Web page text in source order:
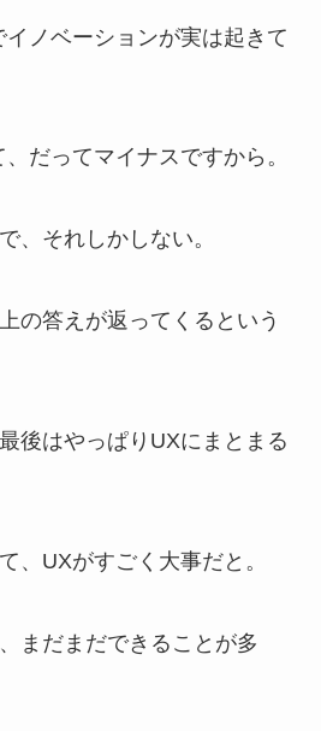
ノベーションが実は起きて
だってマイナスですから。
、それしかしない。
の答えが返ってくるという
はやっぱりUXにまとまる
、UXがすごく大事だと。
まだまだできることが多